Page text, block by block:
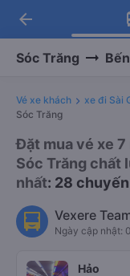
Tải
-
arrow_back
Sóc Trăng
Vé xe khách xe đi Sài
Sóc Trăng
Đặt mua vé xe
Sóc Trăng chất
nhất: 28
Vexere
Ngày cập nhật:
Hảo